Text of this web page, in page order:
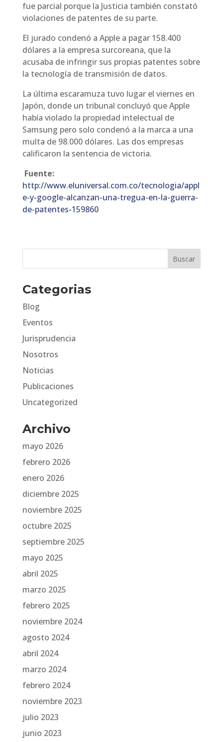
fue parcial porque la Justicia también constató
violaciones de patentes de su parte.
El jurado condenó a Apple a pagar 158.400
dólares a la empresa surcoreana, que la
acusaba de infringir sus propias patentes sobre
la tecnología de transmisión de datos.
La última escaramuza tuvo lugar el viernes en
Japón, donde un tribunal concluyó que Apple
había violado la propiedad intelectual de
Samsung pero solo condenó a la marca a una
multa de 98.000 dólares. Las dos empresas
calificaron la sentencia de victoria.
Fuente:
http://www.eluniversal.com.co/tecnologia/appl
e-y-google-alcanzan-una-tregua-en-la-guerra-
de-patentes-159860
Categorias
Blog
Eventos
Jurisprudencia
Nosotros
Noticias
Publicaciones
Uncategorized
Archivo
mayo 2026
febrero 2026
enero 2026
diciembre 2025
noviembre 2025
octubre 2025
septiembre 2025
mayo 2025
abril 2025
marzo 2025
febrero 2025
noviembre 2024
agosto 2024
abril 2024
marzo 2024
febrero 2024
noviembre 2023
julio 2023
junio 2023